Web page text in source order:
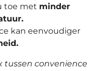
toe met minder
kan eenvoudiger
tussen convenience